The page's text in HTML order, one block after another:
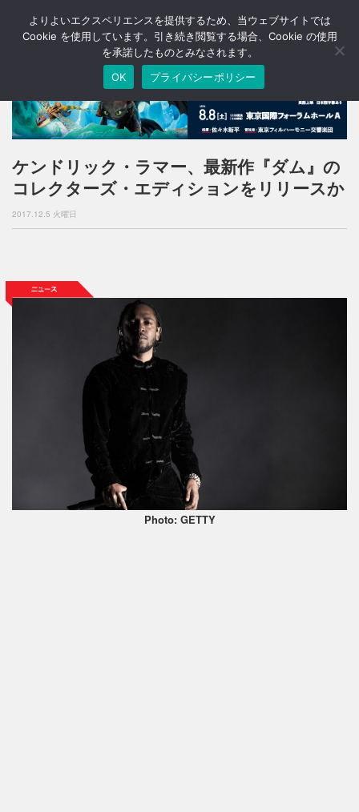
T
o
n
a
v
i
g
a
o
ケンドリック・ラマー、最新作『ダム』の
コレクターズ・エディションをリリースか
2017.12.5 火曜日
Photo: GETTY
よりよいエクスペリエンスを提供するため、当ウェブサイトでは
Cookie を使用しています。引き続き閲覧する場合、Cookie の使用
を承諾したものとみなされます。
OK
プライバシーポリシー